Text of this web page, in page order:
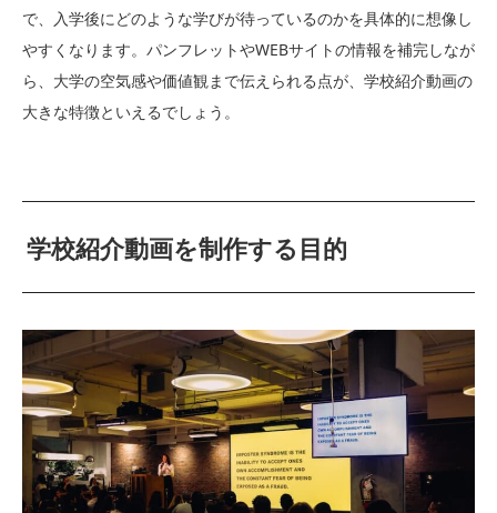
で、入学後にどのような学びが待っているのかを具体的に想像し
やすくなります。パンフレットやWEBサイトの情報を補完しなが
ら、大学の空気感や価値観まで伝えられる点が、学校紹介動画の
大きな特徴といえるでしょう。
学校紹介動画を制作する目的